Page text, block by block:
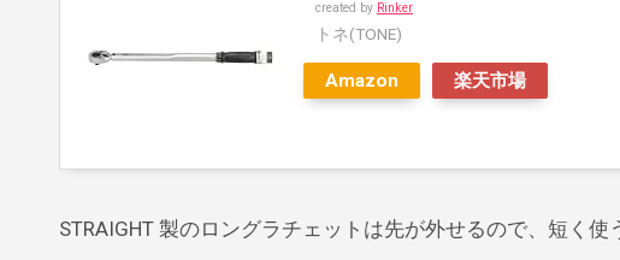
created by Rinker
トネ(TONE)
Amazon 楽天市場
STRAIGHT 製のロングラチェットは先が外せるので、短く使